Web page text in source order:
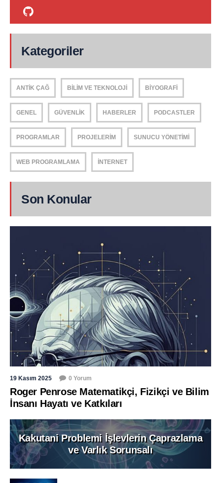
Kategoriler
ANTIK ÇAĞ BILIM VE TEKNOLOJI BIYOGRAFI
GENEL GÜVENLIK HABERLER PODCASTLER
PROGRAMLAR PROJELERIM SUNUCU YÖNETIMI
WEB PROGRAMLAMA İNTERNET
Son Konular
19 Kasım 2025 0 Yorum
Roger Penrose Matematikçi, Fizikçi ve Bilim
İnsanı Hayatı ve Katkıları
Kakutani Problemi İşlevlerin Çaprazlama
ve Varlık Sorunsalı